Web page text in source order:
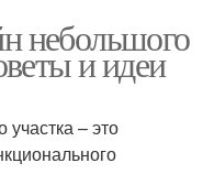
небольшого
и идеи
– это